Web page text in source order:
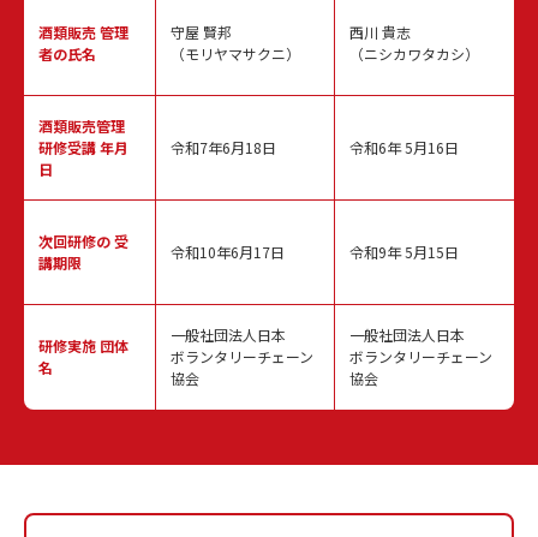
酒類販売管理
者の氏名
酒類販売管理
研修受講 年月
日
次回研修の受
講期限
研修実施 団体
名
守屋 賢邦
（モリヤマサクニ）
令和7年6月18日
令和10年6月17日
一般社団法人日本
ボランタリーチェーン
協会
西川 貴志
（ニシカワタカシ）
令和6年 5月16日
令和9年 5月15日
一般社団法人日本
ボランタリーチェーン
協会